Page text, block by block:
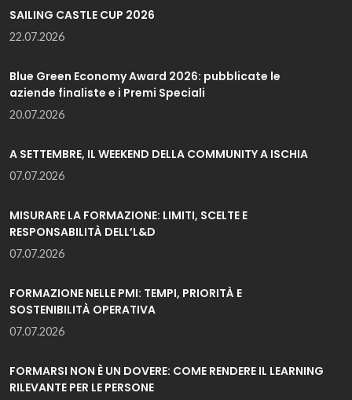
SAILING CASTLE CUP 2026
22.07.2026
Blue Green Economy Award 2026: pubblicate le
aziende finaliste e i Premi Speciali
20.07.2026
A SETTEMBRE, IL WEEKEND DELLA COMMUNITY A ISCHIA
07.07.2026
MISURARE LA FORMAZIONE: LIMITI, SCELTE E
RESPONSABILITÀ DELL’L&D
07.07.2026
FORMAZIONE NELLE PMI: TEMPI, PRIORITÀ E
SOSTENIBILITÀ OPERATIVA
07.07.2026
FORMARSI NON È UN DOVERE: COME RENDERE IL LEARNING
RILEVANTE PER LE PERSONE